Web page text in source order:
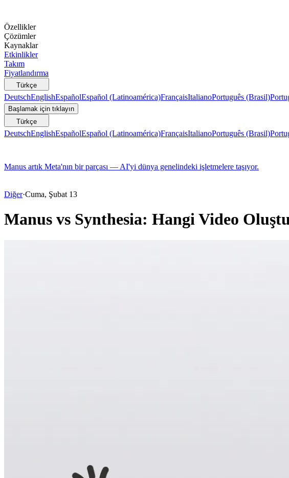
Özellikler
Çözümler
Kaynaklar
Etkinlikler
Takım
Fiyatlandırma
Türkçe
DeutschEnglishEspañolEspañol (Latinoamérica)FrançaisItalianoPortuguês (Brasil)
Başlamak için tıklayın
Türkçe
DeutschEnglishEspañolEspañol (Latinoamérica)FrançaisItalianoPortuguês (Brasil)
Manus artık Meta'nın bir parçası — AI'yi dünya genelindeki işletmelere taşıyor.
Diğer·Cuma, Şubat 13
Manus vs Synthesia: Hangi Video